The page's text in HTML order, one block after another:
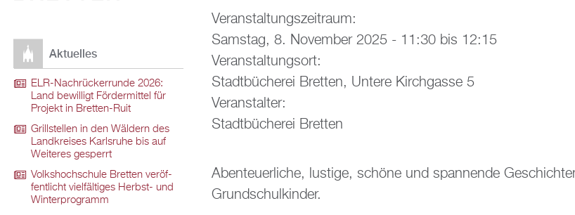
Ver­an­stal­tungs­zeit­raum:
Sams­tag, 8. No­vem­ber 2025 - 11:30bis 12:15
Ver­an­stal­tungs­ort:
Stadt­bü­che­rei Brett­en, Un­te­re Kirch­gas­se 5
Ver­an­stal­ter:
Stadt­bü­che­rei Brett­en
Aben­teu­er­li­che, lus­ti­ge, schö­ne und span­nen­de
Grund­schul­kin­der.
Ak­tu­el­les
ELR-Nach­rü­ck­er­run­de 2026:
Land be­wil­ligt För­der­mit­tel für
Pro­jekt in Brett­en-Ruit
Grill­stel­len in den Wäl­dern des
Land­krei­ses Karls­ru­he bis auf
Wei­te­res ge­sperrt
Volks­hoch­schu­le Brett­en ver­öf­
fent­licht viel­fäl­ti­ges Herbst- und
Win­ter­pro­gramm